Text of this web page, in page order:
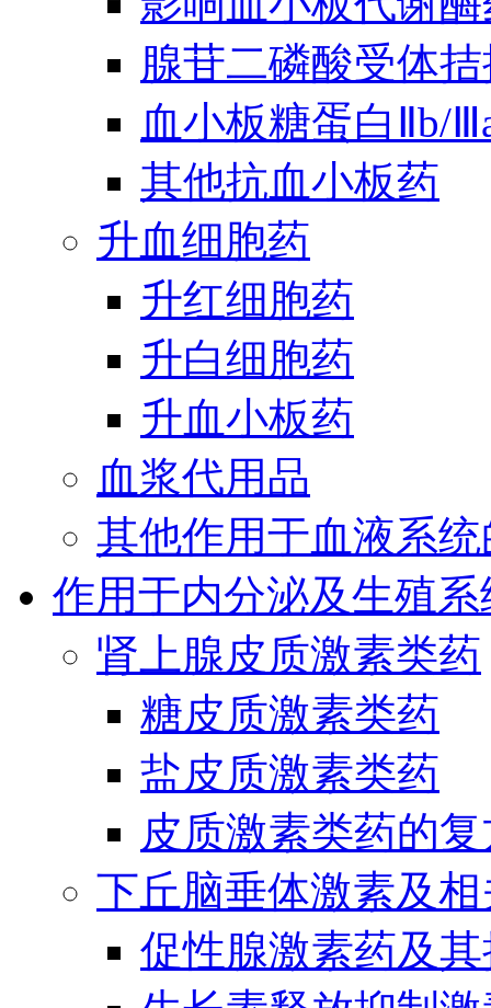
腺苷二磷酸受体
血小板糖蛋白Ⅱb/
其他抗血小板药
升血细胞药
升红细胞药
升白细胞药
升血小板药
血浆代用品
其他作用于血液系
作用于内分泌及生殖
肾上腺皮质激素类药
糖皮质激素类药
盐皮质激素类药
皮质激素类药的
下丘脑垂体激素及
促性腺激素药及